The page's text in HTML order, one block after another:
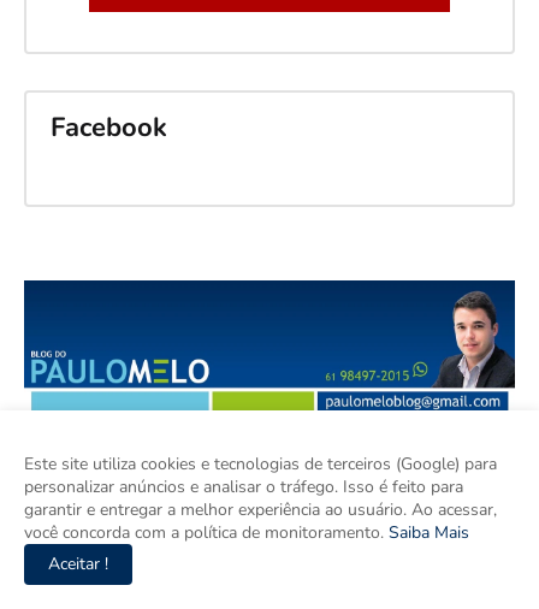
Facebook
Este site utiliza cookies e tecnologias de terceiros (Google) para
personalizar anúncios e analisar o tráfego. Isso é feito para
garantir e entregar a melhor experiência ao usuário. Ao acessar,
você concorda com a política de monitoramento. Saiba Mais
Aceitar !